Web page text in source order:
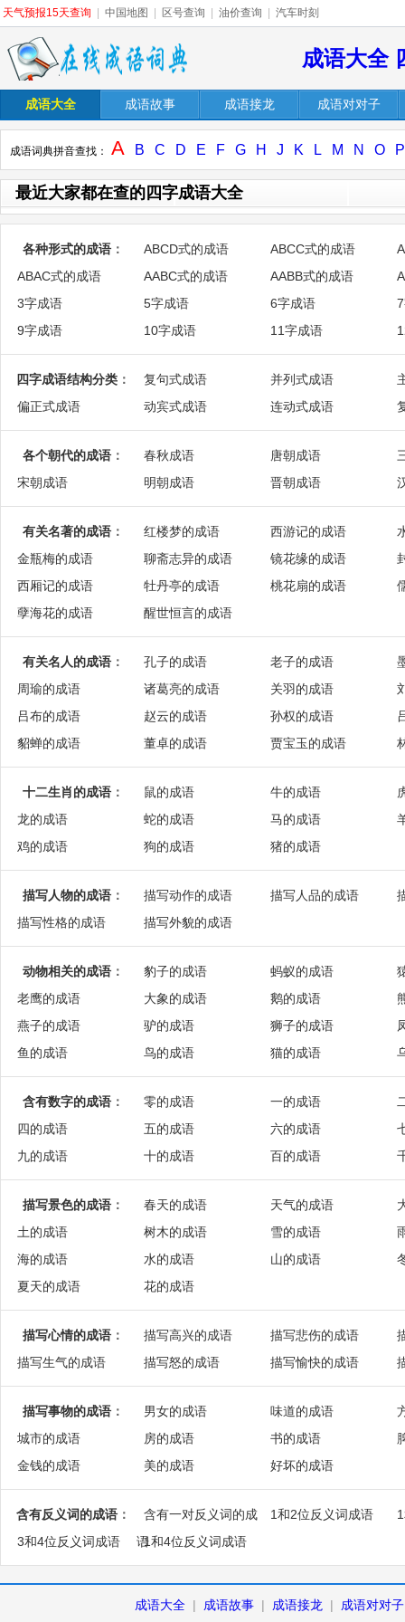
天气预报15天查询 中国地图 区号查询 油价查询 汽车时刻
成语大全
成语大全 成语故事 成语接龙 成语对对子
成语词典拼音查找： A B C D E F G H J K L M N O P
最近大家都在查的四字成语大全
各种形式的成语 ： ABCD式的成语 ABCC式的成语
ABAC式的成语
AABC式的成语 AABB式的成语
3字成语
5字成语 6字成语
9字成语
10字成语 11字成语
四字成语结构分类 ： 复句式成语 并列式成语
偏正式成语
动宾式成语 连动式成语
各个朝代的成语 ： 春秋成语 唐朝成语
宋朝成语
明朝成语 晋朝成语
有关名著的成语 ： 红楼梦的成语 西游记的成语
金瓶梅的成语
聊斋志异的成语 镜花缘的成语
西厢记的成语
牡丹亭的成语 桃花扇的成语
孽海花的成语
醒世恒言的成语
有关名人的成语 ： 孔子的成语 老子的成语
周瑜的成语
诸葛亮的成语 关羽的成语
吕布的成语
赵云的成语 孙权的成语
貂蝉的成语
董卓的成语 贾宝玉的成语
十二生肖的成语 ： 鼠的成语 牛的成语
龙的成语
蛇的成语 马的成语
鸡的成语
狗的成语 猪的成语
描写人物的成语 ： 描写动作的成语 描写人品的成语
描写性格的成语
描写外貌的成语
动物相关的成语 ： 豹子的成语 蚂蚁的成语
老鹰的成语
大象的成语 鹅的成语
燕子的成语
驴的成语 狮子的成语
鱼的成语
鸟的成语 猫的成语
含有数字的成语 ： 零的成语 一的成语
四的成语
五的成语 六的成语
九的成语
十的成语 百的成语
描写景色的成语 ： 春天的成语 天气的成语
土的成语
树木的成语 雪的成语
海的成语
水的成语 山的成语
夏天的成语
花的成语
描写心情的成语 ： 描写高兴的成语 描写悲伤的成语
描写生气的成语
描写怒的成语 描写愉快的成语
描写事物的成语 ： 男女的成语 味道的成语
城市的成语
房的成语 书的成语
金钱的成语
美的成语 好坏的成语
含有反义词的成语 ：
含有一对反义词的成
语
1和2位反义词成语
3和4位反义词成语
1和4位反义词成语
成语大全 | 成语故事 | 成语接龙 |
成语对对子